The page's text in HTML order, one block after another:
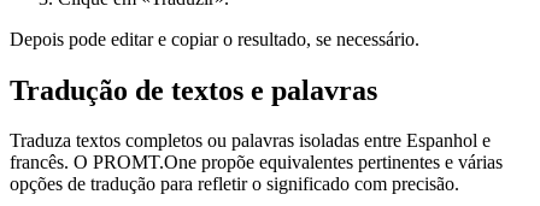
Depois pode editar e copiar o resultado, se necessário.
Tradução de textos e palavras
Traduza textos completos ou palavras isoladas entre Espanhol e
francês. O PROMT.One propõe equivalentes pertinentes e várias
opções de tradução para refletir o significado com precisão.